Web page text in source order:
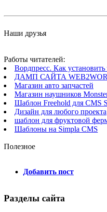
Наши друзья
Работы читателей:
Вордпресс. Как
ДАМП САЙТА
Магазин авто запчастей
Магазин наушников
Шаблон Freehold для CMS
Дизайн для любого проекта
шаблон для фруктовой
Шаблоны на Simpla CMS
Полезное
Добавить пост
Разделы сайта